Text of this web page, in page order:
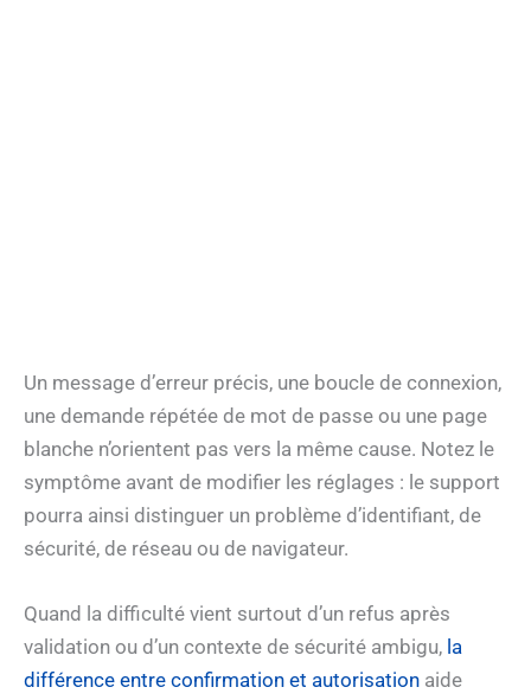
Un message d’erreur précis, une boucle de connexion,
une demande répétée de mot de passe ou une page
blanche n’orientent pas vers la même cause. Notez le
symptôme avant de modifier les réglages : le support
pourra ainsi distinguer un problème d’identifiant, de
sécurité, de réseau ou de navigateur.
Quand la difficulté vient surtout d’un refus après
validation ou d’un contexte de sécurité ambigu, la
différence entre confirmation et autorisation aide